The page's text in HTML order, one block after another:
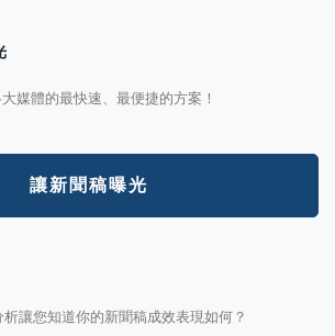
媒體的最快速、最便捷的方案！
讓新聞稿曝光
讓您知道你的新聞稿成效表現如何？